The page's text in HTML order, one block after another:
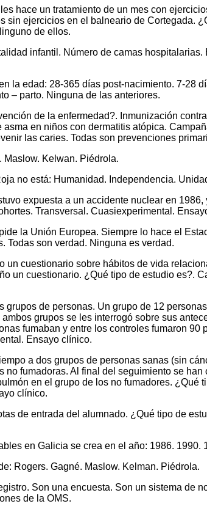
hace un tratamiento de un mes con
sin ejercicios en el balneario de Cortegada.
de ellos.
infantil. Número de camas hospitalarias.
la edad: 28-365 días post-nacimiento. 7-28
– parto. Ninguna de las anteriores.
de la enfermedad?. Inmunización
en niños con dermatitis atópica.
las caries. Todas son prevenciones
Maslow. Kelwan. Piédrola.
no está: Humanidad. Independencia.
expuesta a un accidente nuclear en
Transversal. Cuasiexperimental.
la Unión Europea. Siempre lo hace el
Todas son verdad. Ninguna es verdad.
un cuestionario sobre hábitos de vida
un cuestionario. ¿Qué tipo de estudio es?.
de personas. Un grupo de 12
grupos se les interrogó sobre sus
fumaban y entre los controles fumaron 90
Ensayo clínico.
a dos grupos de personas sanas (sin
no fumadoras. Al final del seguimiento se
en el grupo de los no fumadores. ¿Qué
clínico.
de entrada del alumnado. ¿Qué tipo de
en Galicia se crea en el año: 1986. 1990.
Rogers. Gagné. Maslow. Kelman. Piédrola.
Son una encuesta. Son un sistema de
de la OMS.